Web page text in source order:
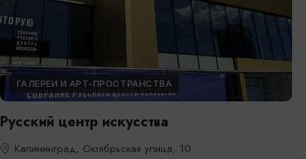
ГАЛЕРЕИ И АРТ-ПРОСТРАНСТВА
Русский центр искусства
Калининград, Октябрьская улица, 10